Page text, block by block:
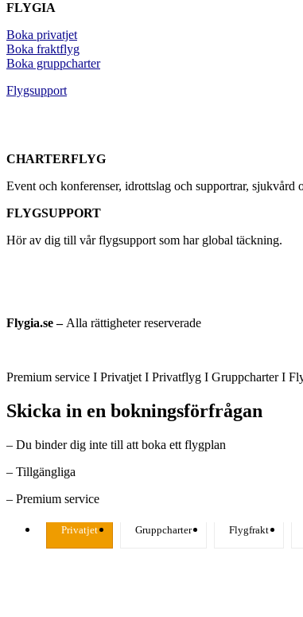
FLYGIA
Boka privatjet
Boka fraktflyg
Boka gruppcharter
Flygsupport
CHARTERFLYG
Event och konferenser, idrottslag och supportrar,
FLYGSUPPORT
Hör av dig till vår flygsupport som har global täckning.
Flygia.se – Alla rättigheter reserverade
Premium service I Privatjet I Privatflyg I Gruppcharter I
Skicka in en bokningsförfrågan
– Du binder dig inte till att boka ett flygplan
– Tillgängliga
– Premium service
Privatjet Gruppcharter Flygfrakt